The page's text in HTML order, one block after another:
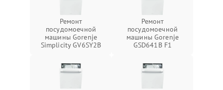
Ремонт
посудомоечной
машины Gorenje
Simplicity GV6SY2B
Ремонт
посудомоечной
машины Gorenje
GSD641B F1